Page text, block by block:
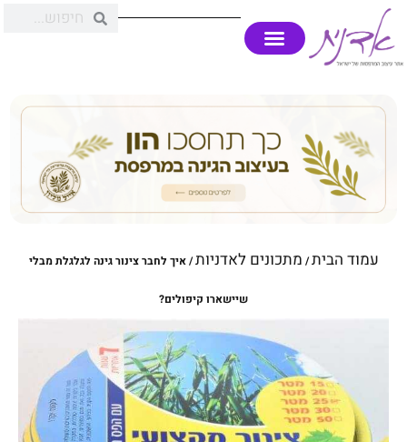
עמוד הבית/ מתכונים לאדניות/ איך לחבר צינור גינה לגלגלת מבלי
שיישארו קיפולים?